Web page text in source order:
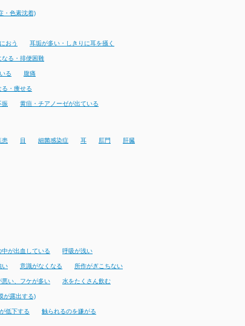
・色素沈着)
おう 耳垢が多い・しきりに耳を掻く
なる・排便困難
る 腹痛
・痩せる
振 黄疸・チアノーゼが出ている
患 目 細菌感染症 耳 肛門 肝臓
が出血している 呼吸が浅い
い 意識がなくなる 所作がぎこちない
い、フケが多い 水をたくさん飲む
が露出する)
低下する 触られるのを嫌がる